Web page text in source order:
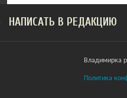
НАПИСАТЬ В РЕДАКЦИЮ
Владимирка
Политика